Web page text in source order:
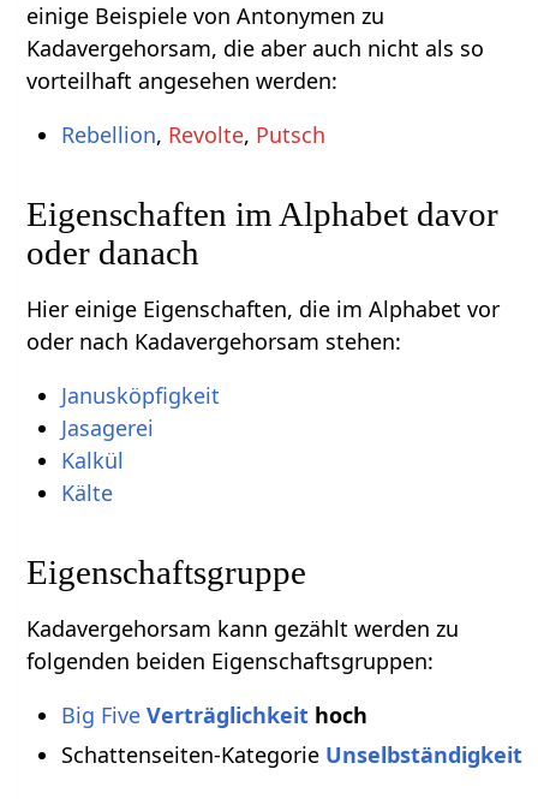
einige Beispiele von Antonymen zu
Kadavergehorsam, die aber auch nicht als so
vorteilhaft angesehen werden:
Rebellion, Revolte, Putsch
Eigenschaften im Alphabet davor
oder danach
Hier einige Eigenschaften, die im Alphabet vor
oder nach Kadavergehorsam stehen:
Janusköpfigkeit
Jasagerei
Kalkül
Kälte
Eigenschaftsgruppe
Kadavergehorsam kann gezählt werden zu
folgenden beiden Eigenschaftsgruppen:
Big Five Verträglichkeithoch
Schattenseiten-Kategorie Unselbständigkeit